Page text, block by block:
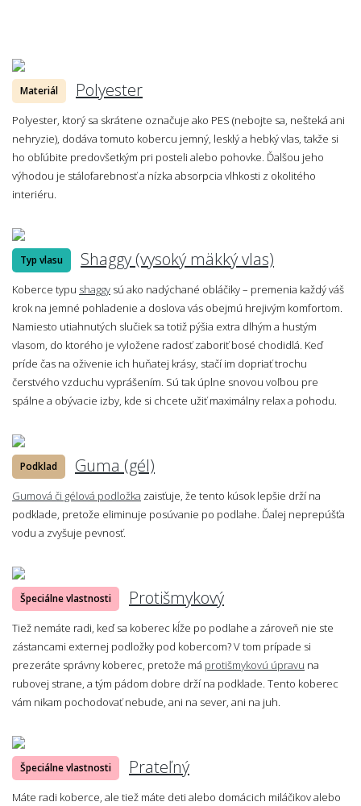
Materiál Polyester
Polyester, ktorý sa skrátene označuje ako PES (nebojte sa, nešteká ani
nehryzie), dodáva tomuto kobercu jemný, lesklý a hebký vlas, takže si
ho obľúbite predovšetkým pri posteli alebo pohovke. Ďalšou jeho
výhodou je stálofarebnosť a nízka absorpcia vlhkosti z okolitého
interiéru.
Typ vlasu Shaggy (vysoký mäkký vlas)
Koberce typu shaggy sú ako nadýchané obláčiky – premenia každý váš
krok na jemné pohladenie a doslova vás obejmú hrejivým komfortom.
Namiesto utiahnutých slučiek sa totiž pýšia extra dlhým a hustým
vlasom, do ktorého je vyložene radosť zaboriť bosé chodidlá. Keď
príde čas na oživenie ich huňatej krásy, stačí im dopriať trochu
čerstvého vzduchu vyprášením. Sú tak úplne snovou voľbou pre
spálne a obývacie izby, kde si chcete užiť maximálny relax a pohodu.
Podklad Guma (gél)
Gumová či gélová podložka zaisťuje, že tento kúsok lepšie drží na
podklade, pretože eliminuje posúvanie po podlahe. Ďalej neprepúšťa
vodu a zvyšuje pevnosť.
Špeciálne vlastnosti Protišmykový
Tiež nemáte radi, keď sa koberec kĺže po podlahe a zároveň nie ste
zástancami externej podložky pod kobercom? V tom prípade si
prezeráte správny koberec, pretože má protišmykovú úpravu na
rubovej strane, a tým pádom dobre drží na podklade. Tento koberec
vám nikam pochodovať nebude, ani na sever, ani na juh.
Špeciálne vlastnosti Prateľný
Máte radi koberce, ale tiež máte deti alebo domácich miláčikov alebo